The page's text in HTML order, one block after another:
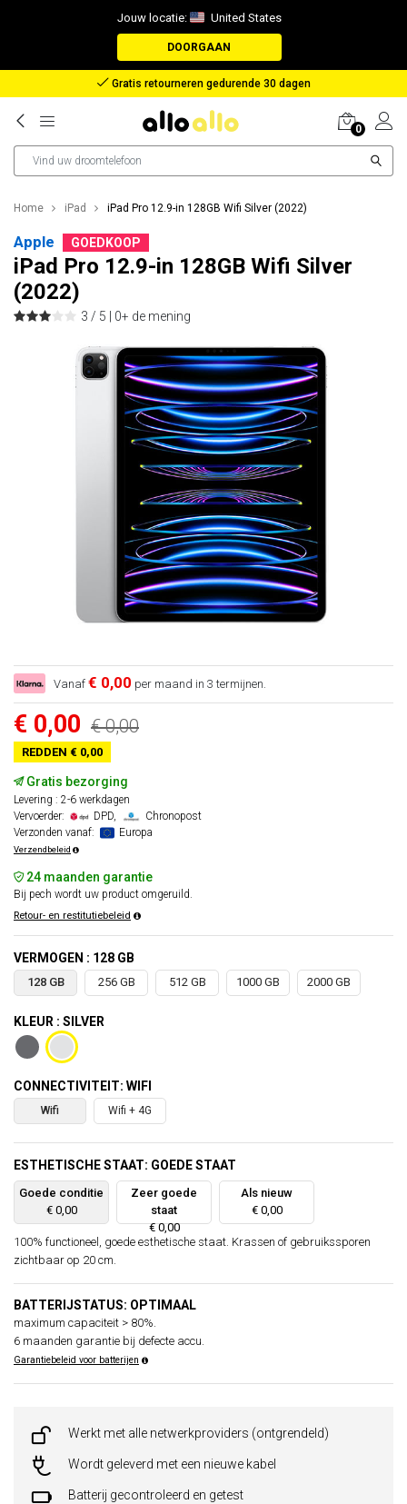
Jouw locatie: United States
DOORGAAN
Vergoeding bij verloren pakket
0
Home iPad iPad Pro 12.9-in 128GB Wifi Silver (2022)
Apple GOEDKOOP
iPad Pro 12.9-in 128GB Wifi Silver
(2022)
3 / 5 | 0+ de mening
Vanaf€ 0,00 per maand in 3 termijnen.
€ 0,00 € 0,00
REDDEN € 0,00
Gratis bezorging
Levering : 2-6 werkdagen
Vervoerder:
DPD,
Chronopost
Verzonden vanaf:
Europa
Verzendbeleid
24 maanden garantie
Bij pech wordt uw product omgeruild.
Retour- en restitutiebeleid
VERMOGEN : 128 GB
128 GB 256 GB 512 GB 1000 GB 2000 GB
KLEUR : SILVER
CONNECTIVITEIT: WIFI
Wifi Wifi + 4G
ESTHETISCHE STAAT: GOEDE STAAT
Goede conditie
€ 0,00
Zeer goede
staat
€ 0,00
Als nieuw
€ 0,00
100% functioneel, goede esthetische staat. Krassen of gebruikssporen
zichtbaar op 20 cm.
BATTERIJSTATUS: OPTIMAAL
maximum capaciteit > 80%.
6 maanden garantie bij defecte accu.
Garantiebeleid voor batterijen
Werkt met alle netwerkproviders (ontgrendeld)
Wordt geleverd met een nieuwe kabel
Batterij gecontroleerd en getest